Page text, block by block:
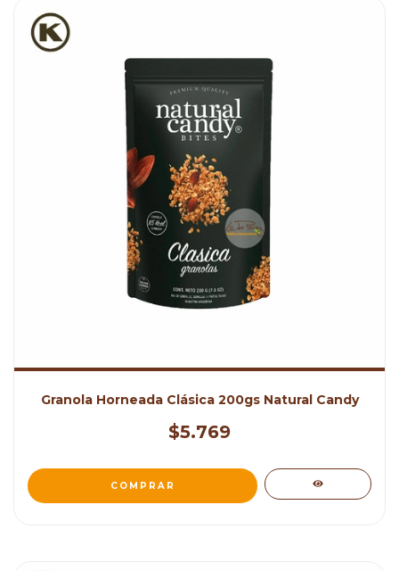
Granola Horneada Clásica 200gs Natural Candy
$5.769